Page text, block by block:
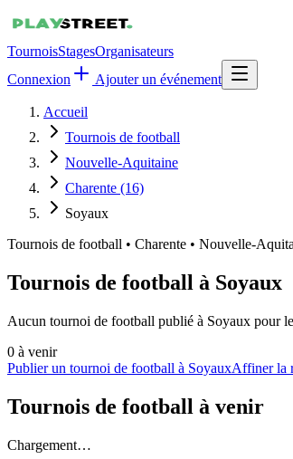
TournoisStagesOrganisateurs
Connexion
Ajouter un événement
Accueil
Tournois de football
Nouvelle-Aquitaine
Charente (16)
Soyaux
Tournois de football • Charente • Nouvelle-
Tournois de football à Soyaux
Aucun tournoi de football publié à Soyaux pour
0 à venir
Publier un tournoi de football à SoyauxAffiner la
Tournois de football à venir
Chargement…